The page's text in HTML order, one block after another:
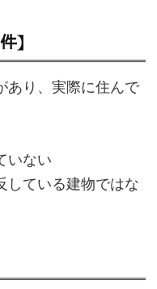
】
あり、実際に住んで
いない
している建物ではな